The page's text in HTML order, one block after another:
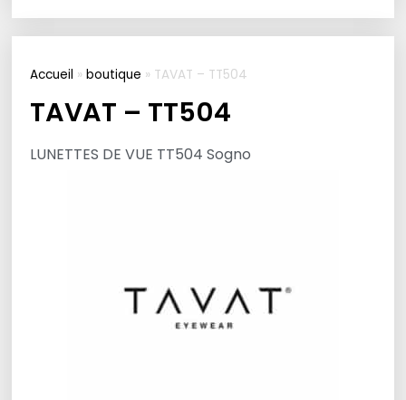
Accueil »boutique » TAVAT – TT504
TAVAT – TT504
LUNETTES DE VUE TT504 Sogno